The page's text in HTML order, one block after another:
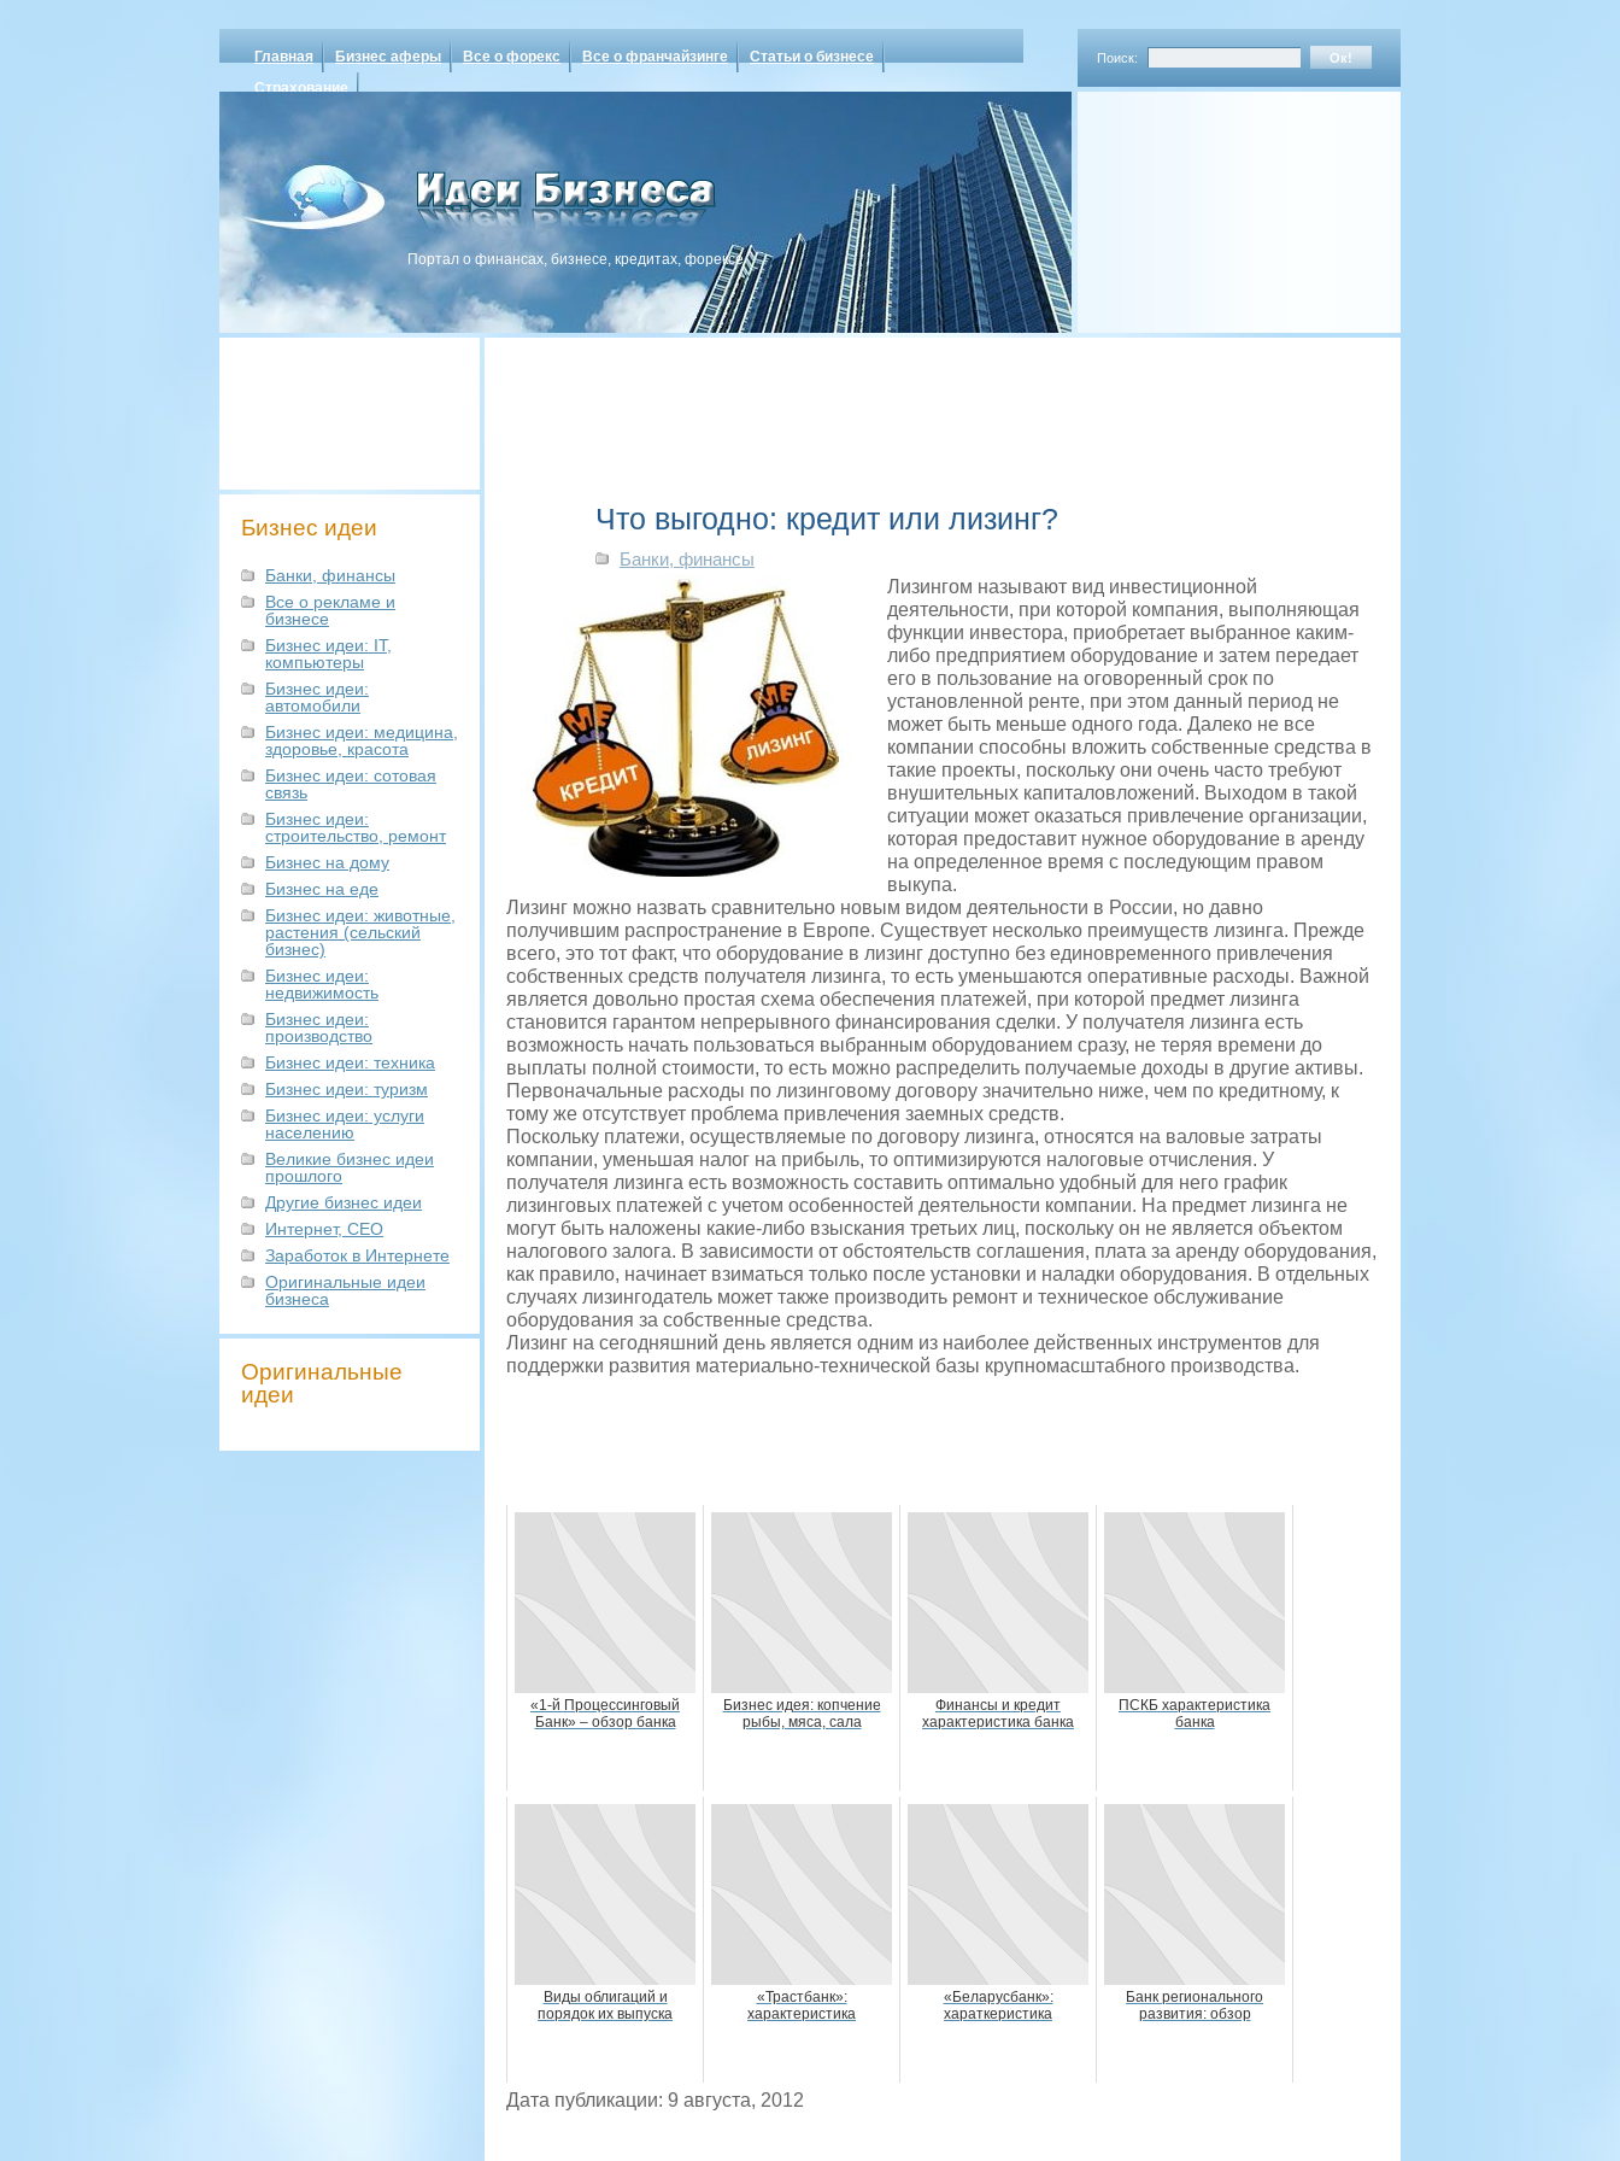
Главная Бизнес аферы Все о форекс Все о франчайзинге
Статьи о бизнесе
Страхование
Поиск:
Портал о финансах, бизнесе, кредитах, форексе
Бизнес идеи
Банки, финансы
Все о рекламе и
бизнесе
Бизнес идеи: IT,
компьютеры
Бизнес идеи:
автомобили
Бизнес идеи: медицина,
здоровье, красота
Бизнес идеи: сотовая
связь
Бизнес идеи:
строительство, ремонт
Бизнес на дому
Бизнес на еде
Бизнес идеи: животные,
растения (сельский
бизнес)
Бизнес идеи:
недвижимость
Бизнес идеи:
производство
Бизнес идеи: техника
Бизнес идеи: туризм
Бизнес идеи: услуги
населению
Великие бизнес идеи
прошлого
Другие бизнес идеи
Интернет, СЕО
Заработок в Интернете
Оригинальные идеи
бизнеса
Оригинальные
идеи
Что выгодно: кредит или лизинг?
Банки, финансы
Лизингом называют вид инвестиционной
деятельности, при которой компания, выполняющая
функции инвестора, приобретает выбранное каким-
либо предприятием оборудование и затем передает
его в пользование на оговоренный срок по
установленной ренте, при этом данный период не
может быть меньше одного года. Далеко не все
компании способны вложить собственные средства в
такие проекты, поскольку они очень часто требуют
внушительных капиталовложений. Выходом в такой
ситуации может оказаться привлечение организации,
которая предоставит нужное оборудование в аренду
на определенное время с последующим правом
выкупа.
Лизинг можно назвать сравнительно новым видом деятельности в России, но давно
получившим распространение в Европе. Существует несколько преимуществ лизинга. Прежде
всего, это тот факт, что оборудование в лизинг доступно без единовременного привлечения
собственных средств получателя лизинга, то есть уменьшаются оперативные расходы. Важной
является довольно простая схема обеспечения платежей, при которой предмет лизинга
становится гарантом непрерывного финансирования сделки. У получателя лизинга есть
возможность начать пользоваться выбранным оборудованием сразу, не теряя времени до
выплаты полной стоимости, то есть можно распределить получаемые доходы в другие активы.
Первоначальные расходы по лизинговому договору значительно ниже, чем по кредитному, к
тому же отсутствует проблема привлечения заемных средств.
Поскольку платежи, осуществляемые по договору лизинга, относятся на валовые затраты
компании, уменьшая налог на прибыль, то оптимизируются налоговые отчисления. У
получателя лизинга есть возможность составить оптимально удобный для него график
лизинговых платежей с учетом особенностей деятельности компании. На предмет лизинга не
могут быть наложены какие-либо взыскания третьих лиц, поскольку он не является объектом
налогового залога. В зависимости от обстоятельств соглашения, плата за аренду оборудования,
как правило, начинает взиматься только после установки и наладки оборудования. В отдельных
случаях лизингодатель может также производить ремонт и техническое обслуживание
оборудования за собственные средства.
Лизинг на сегодняшний день является одним из наиболее действенных инструментов для
поддержки развития материально-технической базы крупномасштабного производства.
«1-й Процессинговый
Банк» – обзор банка
Бизнес идея: копчение
рыбы, мяса, сала
Финансы и кредит
характеристика банка
ПСКБ характеристика
банка
Виды облигаций и
порядок их выпуска
«Трастбанк»:
характеристика
«Беларусбанк»:
хараткеристика
Банк регионального
развития: обзор
Дата публикации: 9 августа, 2012